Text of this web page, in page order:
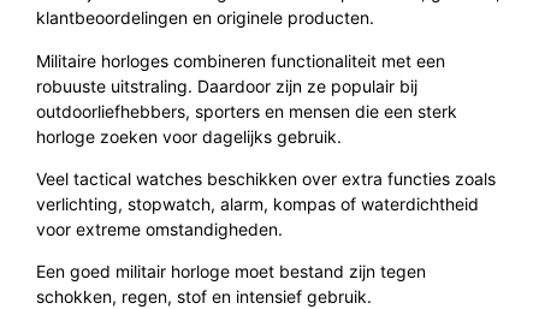
klantbeoordelingen en originele producten.
Militaire horloges combineren functionaliteit met een
robuuste uitstraling. Daardoor zijn ze populair bij
outdoorliefhebbers, sporters en mensen die een sterk
horloge zoeken voor dagelijks gebruik.
Veel tactical watches beschikken over extra functies zoals
verlichting, stopwatch, alarm, kompas of waterdichtheid
voor extreme omstandigheden.
Een goed militair horloge moet bestand zijn tegen
schokken, regen, stof en intensief gebruik.